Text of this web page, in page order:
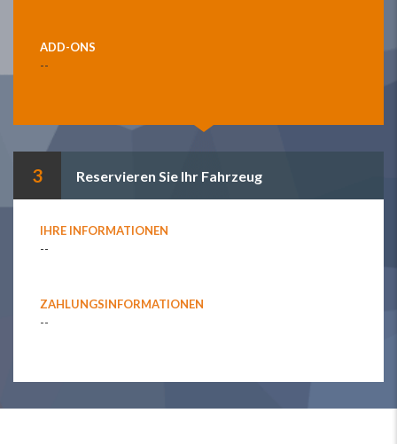
ADD-ONS
--
3 Reservieren Sie Ihr Fahrzeug
IHRE INFORMATIONEN
--
ZAHLUNGSINFORMATIONEN
--